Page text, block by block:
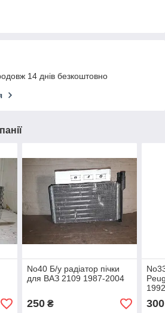
14 днів безкоштовно
No40 Б/у радіатор пічки
для ВАЗ 2109 1987-2004
250₴ 300